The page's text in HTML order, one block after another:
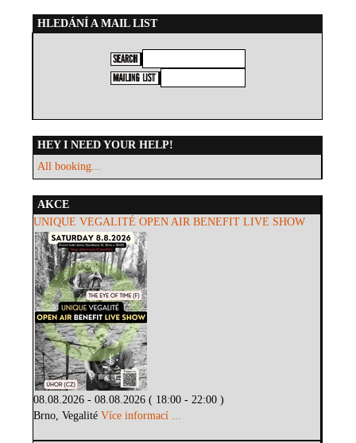
HLEDÁNÍ A MAIL LIST
HEY I NEED YOUR HELP!
All booking...
AKCE
UNIQUE VEGALITÉ OPEN AIR BENEFIT LIVE SHOW
08.08.2026 - 08.08.2026 ( 18:00 - 22:00 )
Brno, VegalitéVíce informací ...